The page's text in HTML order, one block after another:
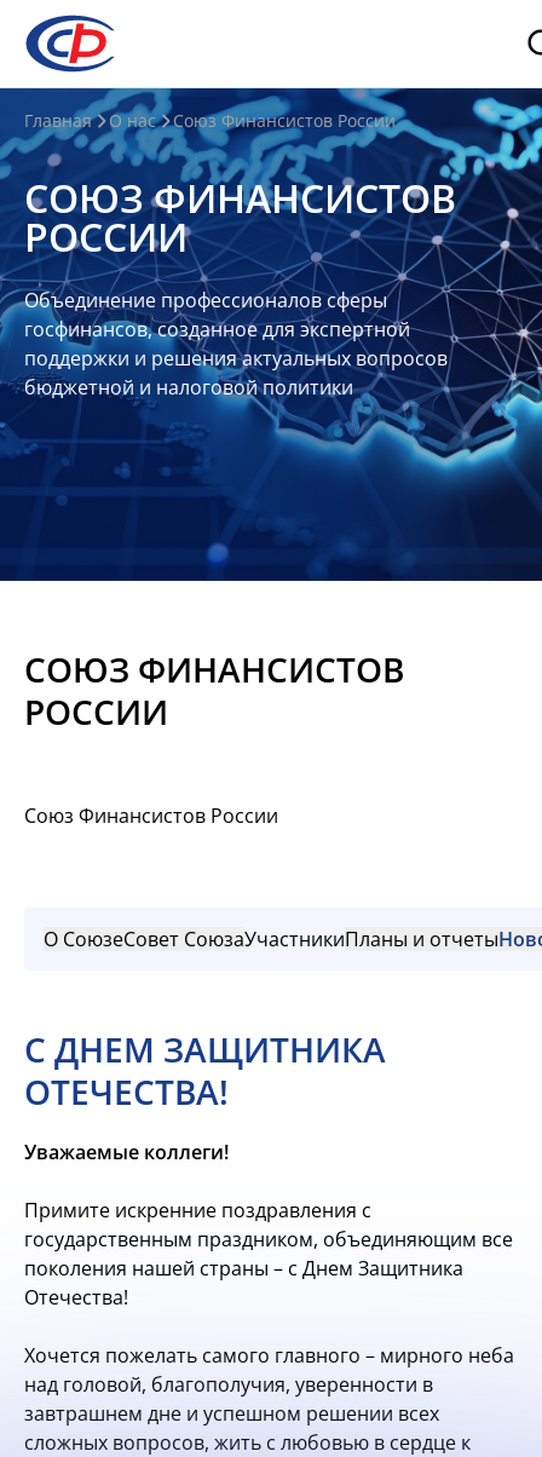
О
нас
О
СФР
Совет
Союза
Участники
Планы
отчеты
Контакты
Материалы
Главная О нас Союз Финансистов России
СОЮЗ ФИНАНСИСТОВ
РОССИИ
Объединение профессионалов сферы
госфинансов, созданное для экспертной
поддержки и решения актуальных вопросов
бюджетной и налоговой политики
СОЮЗ ФИНАНСИСТОВ
РОССИИ
Союз Финансистов России
О СоюзеСовет СоюзаУчастникиПланы и отчеты
С ДНЕМ ЗАЩИТНИКА
ОТЕЧЕСТВА!
Уважаемые коллеги!
Примите искренние поздравления с
государственным праздником, объединяющим все
поколения нашей страны – с Днем Защитника
Отечества!
Хочется пожелать самого главного – мирного неба
над головой, благополучия, уверенности в
завтрашнем дне и успешном решении всех
сложных вопросов, жить с любовью в сердце к